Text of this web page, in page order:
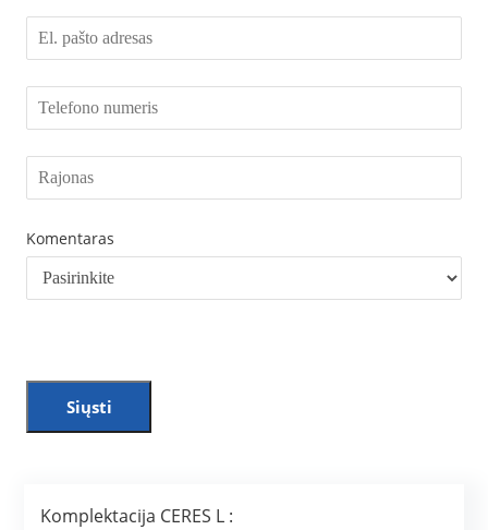
Komentaras
Siųsti
Komplektacija CERES L :